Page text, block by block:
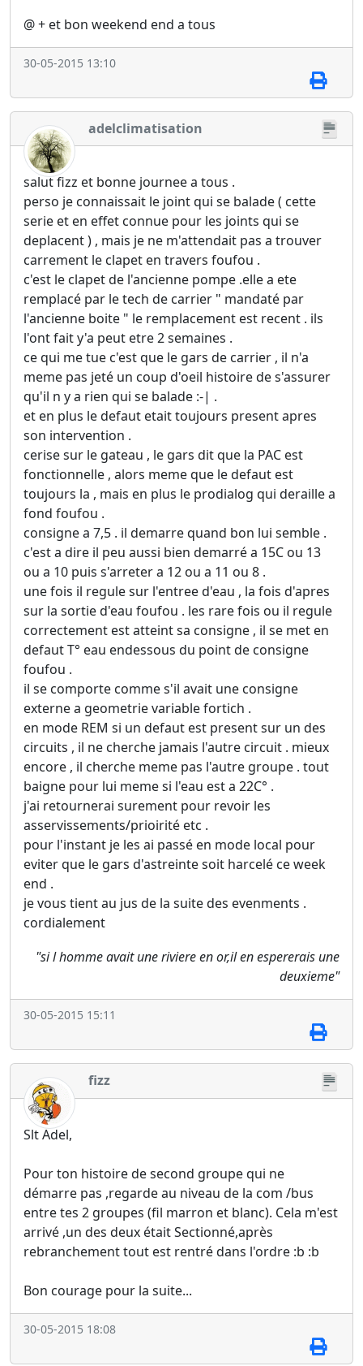
@ + et bon weekend end a tous
30-05-2015 13:10
adelclimatisation
salut fizz et bonne journee a tous .
perso je connaissait le joint qui se balade ( cette
serie et en effet connue pour les joints qui se
deplacent ) , mais je ne m'attendait pas a trouver
carrement le clapet en travers foufou .
c'est le clapet de l'ancienne pompe .elle a ete
remplacé par le tech de carrier " mandaté par
l'ancienne boite " le remplacement est recent . ils
l'ont fait y'a peut etre 2 semaines .
ce qui me tue c'est que le gars de carrier , il n'a
meme pas jeté un coup d'oeil histoire de s'assurer
qu'il n y a rien qui se balade :-| .
et en plus le defaut etait toujours present apres
son intervention .
cerise sur le gateau , le gars dit que la PAC est
fonctionnelle , alors meme que le defaut est
toujours la , mais en plus le prodialog qui deraille a
fond foufou .
consigne a 7,5 . il demarre quand bon lui semble .
c'est a dire il peu aussi bien demarré a 15C ou 13
ou a 10 puis s'arreter a 12 ou a 11 ou 8 .
une fois il regule sur l'entree d'eau , la fois d'apres
sur la sortie d'eau foufou . les rare fois ou il regule
correctement est atteint sa consigne , il se met en
defaut T° eau endessous du point de consigne
foufou .
il se comporte comme s'il avait une consigne
externe a geometrie variable fortich .
en mode REM si un defaut est present sur un des
circuits , il ne cherche jamais l'autre circuit . mieux
encore , il cherche meme pas l'autre groupe . tout
baigne pour lui meme si l'eau est a 22C° .
j'ai retournerai surement pour revoir les
asservissements/prioirité etc .
pour l'instant je les ai passé en mode local pour
eviter que le gars d'astreinte soit harcelé ce week
end .
je vous tient au jus de la suite des evenments .
cordialement
"si l homme avait une riviere en or,il en espererais une
deuxieme"
30-05-2015 15:11
fizz
Slt Adel,
Pour ton histoire de second groupe qui ne
démarre pas ,regarde au niveau de la com /bus
entre tes 2 groupes (fil marron et blanc). Cela m'est
arrivé ,un des deux était Sectionné,après
rebranchement tout est rentré dans l'ordre :b :b
Bon courage pour la suite...
30-05-2015 18:08